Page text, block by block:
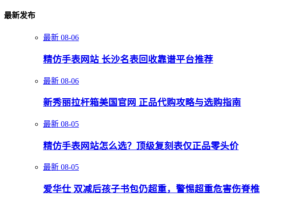
最新发布
最新 08-06
精仿手表网站 长沙名表回收靠谱平台推荐
最新 08-06
新秀丽拉杆箱美国官网 正品代购攻略与选购指南
最新 08-05
精仿手表网站怎么选？顶级复刻表仅正品零头价
最新 08-05
爱华仕 双减后孩子书包仍超重，警惕超重危害伤脊椎